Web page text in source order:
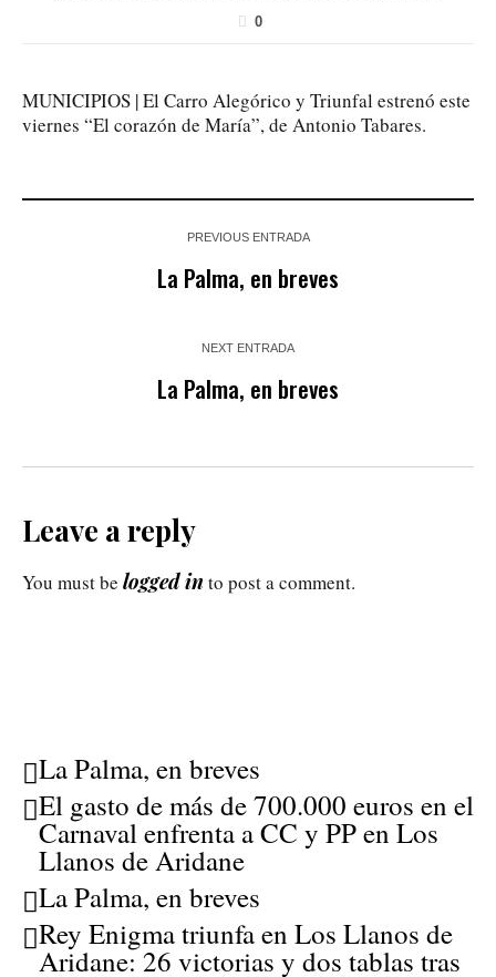
0
MUNICIPIOS | El Carro Alegórico y Triunfal estrenó este
viernes “El corazón de María”, de Antonio Tabares.
PREVIOUS ENTRADA
La Palma, en breves
NEXT ENTRADA
La Palma, en breves
Leave a reply
You must be logged in to post a comment.
La Palma, en breves
El gasto de más de 700.000 euros en el
Carnaval enfrenta a CC y PP en Los
Llanos de Aridane
La Palma, en breves
Rey Enigma triunfa en Los Llanos de
Aridane: 26 victorias y dos tablas tras